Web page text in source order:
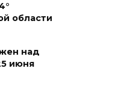
области
над
июня